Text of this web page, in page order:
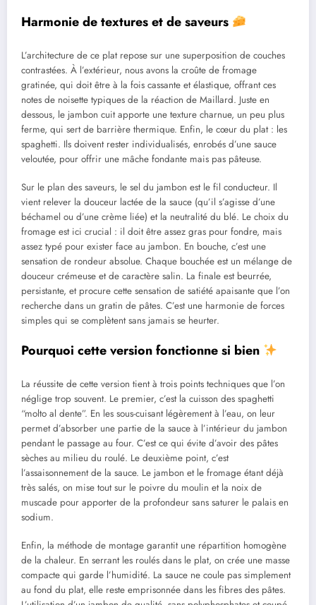
Harmonie de textures et de saveurs
L’architecture de ce plat repose sur une superposition de couches
contrastées. À l’extérieur, nous avons la croûte de fromage
gratinée, qui doit être à la fois cassante et élastique, offrant ces
notes de noisette typiques de la réaction de Maillard. Juste en
dessous, le jambon cuit apporte une texture charnue, un peu plus
ferme, qui sert de barrière thermique. Enfin, le cœur du plat : les
spaghetti. Ils doivent rester individualisés, enrobés d’une sauce
veloutée, pour offrir une mâche fondante mais pas pâteuse.
Sur le plan des saveurs, le sel du jambon est le fil conducteur. Il
vient relever la douceur lactée de la sauce (qu’il s’agisse d’une
béchamel ou d’une crème liée) et la neutralité du blé. Le choix du
fromage est ici crucial : il doit être assez gras pour fondre, mais
assez typé pour exister face au jambon. En bouche, c’est une
sensation de rondeur absolue. Chaque bouchée est un mélange de
douceur crémeuse et de caractère salin. La finale est beurrée,
persistante, et procure cette sensation de satiété apaisante que l’on
recherche dans un gratin de pâtes. C’est une harmonie de forces
simples qui se complètent sans jamais se heurter.
Pourquoi cette version fonctionne si bien
La réussite de cette version tient à trois points techniques que l’on
néglige trop souvent. Le premier, c’est la cuisson des spaghetti
“molto al dente”. En les sous-cuisant légèrement à l’eau, on leur
permet d’absorber une partie de la sauce à l’intérieur du jambon
pendant le passage au four. C’est ce qui évite d’avoir des pâtes
sèches au milieu du roulé. Le deuxième point, c’est
l’assaisonnement de la sauce. Le jambon et le fromage étant déjà
très salés, on mise tout sur le poivre du moulin et la noix de
muscade pour apporter de la profondeur sans saturer le palais en
sodium.
Enfin, la méthode de montage garantit une répartition homogène
de la chaleur. En serrant les roulés dans le plat, on crée une masse
compacte qui garde l’humidité. La sauce ne coule pas simplement
au fond du plat, elle reste emprisonnée dans les fibres des pâtes.